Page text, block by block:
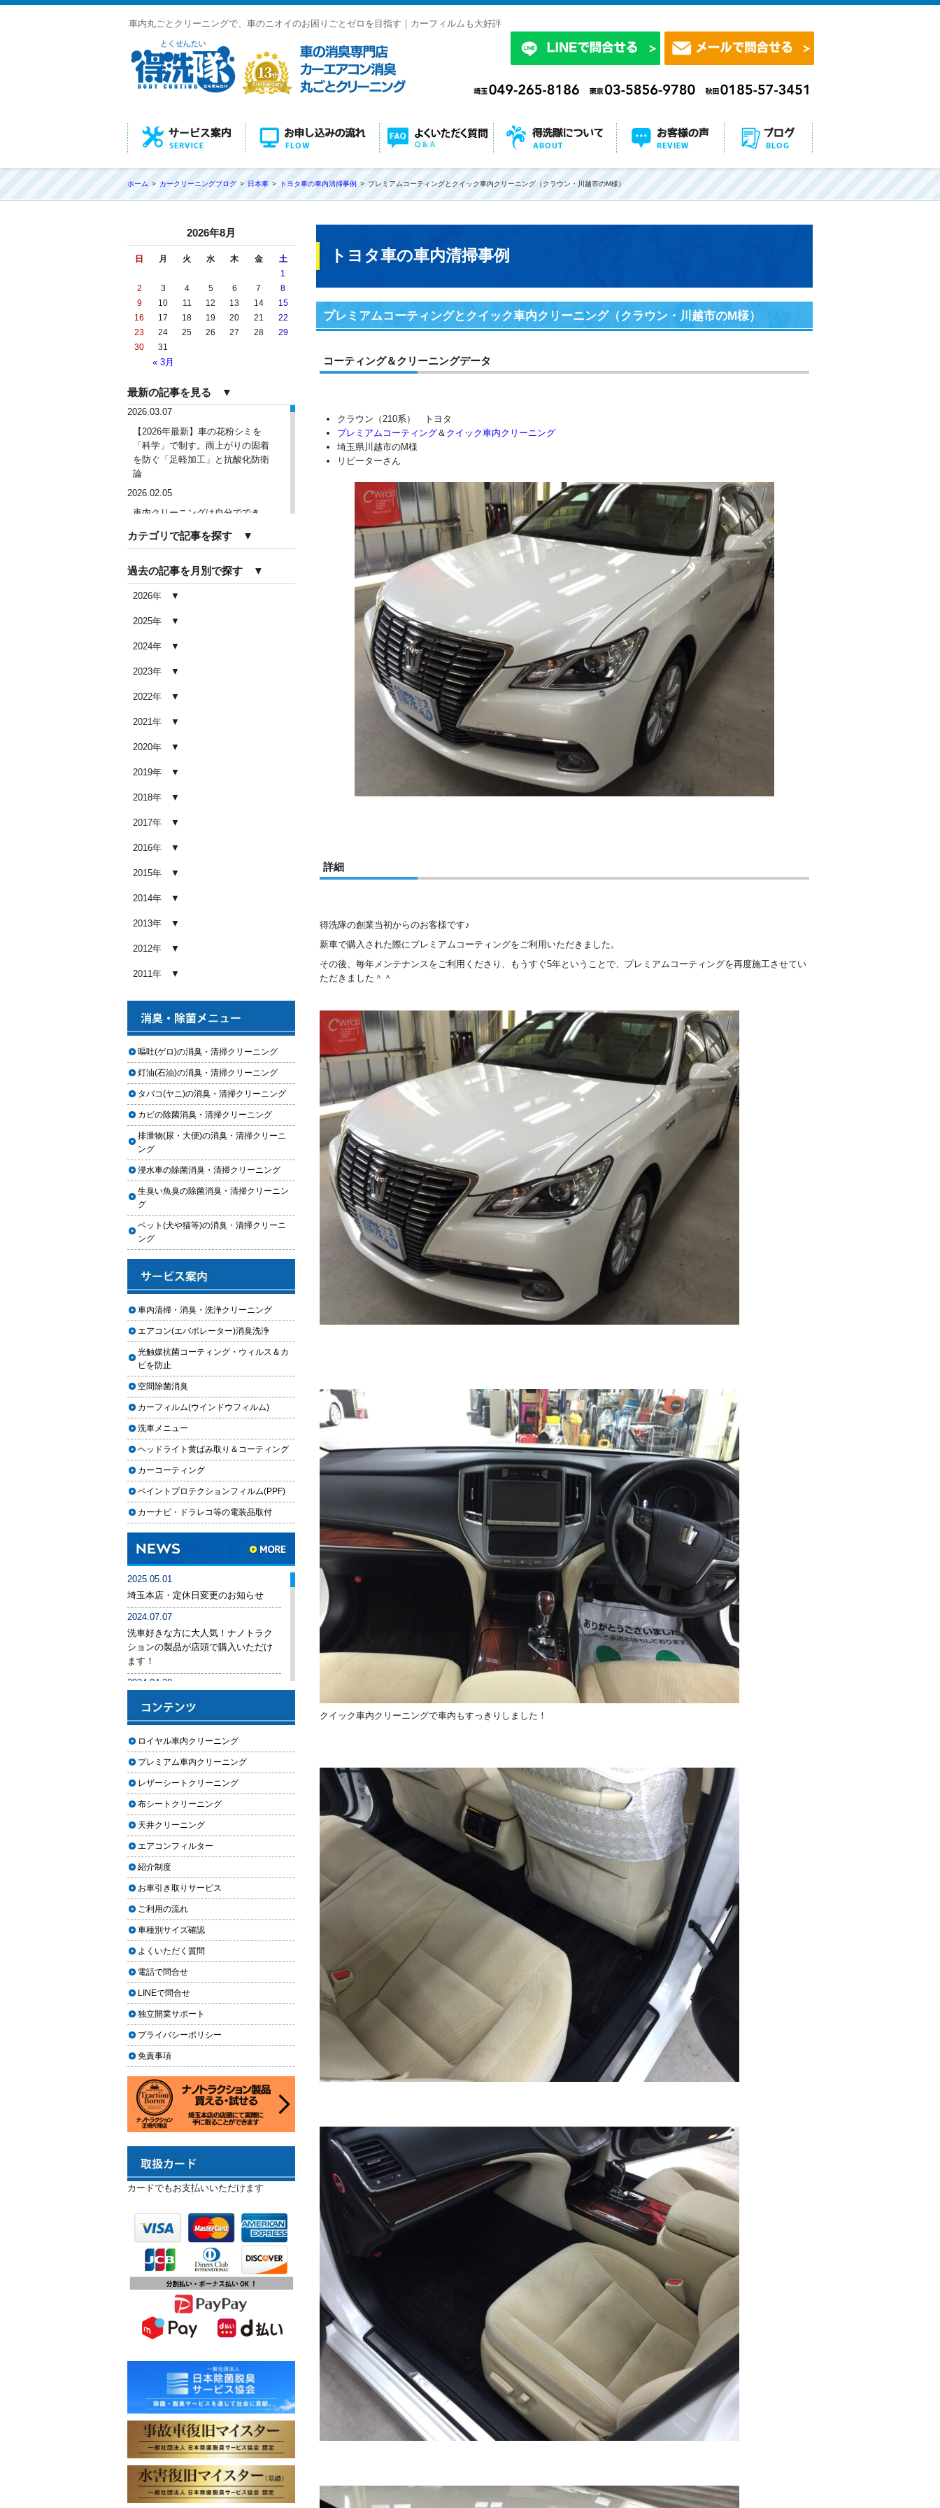
車内丸ごとクリーニングで、車のニオイのお困りごとゼロを目指す｜カーフィルムも大好評
ホーム カークリーニングブログ 日本車 トヨタ車の車内清掃事例 プレミアムコーティングとクイック車内クリーニング（クラウン・川越市のM様）
トヨタ車の車内清掃事例
プレミアムコーティングとクイック車内クリーニング（クラウン・川越市のM様）
コーティング＆クリーニングデータ
クラウン（210系） トヨタ
プレミアムコーティング＆ クイック車内クリーニング
埼玉県川越市のM様
リピーターさん
詳細
得洗隊の創業当初からのお客様です♪
新車で購入された際にプレミアムコーティングをご利用いただきました。
その後、毎年メンテナンスをご利用くださり、もうすぐ5年ということで、プレミアムコーティングを再度施工させてい
ただきました＾＾
クイック車内クリーニングで車内もすっきりしました！
2026年8月
日 月 火 水 木 金 土
« 3月
1
2
3 4 5 6 7
8
9
10 11 12 13 14
15
16
17 18 19 20 21
22
23
24 25 26 27 28
29
30
31
最新の記事を見る ▼
2026.03.07
【2026年最新】車の花粉シミを
「科学」で制す。雨上がりの固着
を防ぐ「足軽加工」と抗酸化防衛
論
2026.02.05
車内クリーニングは自分ででき
界を徹底解説
車内クリーニングで失敗する人の
共通点｜やってはいけない5つの判
2026.02.03
車内クリーニング業者の選び方｜
つのポイント
2026.02.02
果を感じない人が見落としている3
つの原因
自分でできる？プロに頼むべき境
2026.01.05
【2026年版】車内の臭いが取れな
ビ別の正しい対処法
2026.01.04
どこまでやるべき？目的別おすす
め内容と費用目安
別に徹底比較
2026.01.02
ヘッドライト黄ばみ取りの料金相
場｜イエローハット・オートバッ
クス・専門店を徹底比較【2026年
版】
2026.01.01
【2026年版】イエローハットのカ
ーフィルム料金はいくら？施工内
容・相場・安くするコツ
2025.12.05
車のヘッドライト交換のタイミン
グと費用
2025.12.04
車のサスペンション交換の必要性
車のフロントガラス交換の料金相
場と作業手順
車のドアロック修理の料金と作業
手順
【2026年最新】車の花粉シミを
「科学」で制す。雨上がりの固着
を防ぐ「足軽加工」と抗酸化防衛
論
車内クリーニングは自分ででき
る？DIY清掃と業者依頼の違い・限
界を徹底解説
車内クリーニングで失敗する人の
共通点｜やってはいけない5つの判
断ミス
後悔しないために必ず確認すべき5
つのポイント
果を感じない人が見落としている3
つの原因
【2026年版】車内クリーニングは
自分でできる？プロに頼むべき境
界線と失敗例
い原因とは？タバコ・ペット・カ
ビ別の正しい対処法
【2026年版】車内クリーニングは
どこまでやるべき？目的別おすす
め内容と費用目安
【2026年版】車内クリーニングの
料金相場はいくら？内容別・業者
別に徹底比較
ヘッドライト黄ばみ取りの料金相
場｜イエローハット・オートバッ
クス・専門店を徹底比較【2026年
版】
【2026年版】イエローハットのカ
ーフィルム料金はいくら？施工内
容・相場・安くするコツ
車のヘッドライト交換のタイミン
グと費用
車のサスペンション交換の必要性
と費用
車のフロントガラス交換の料金相
場と作業手順
車のドアロック修理の料金と作業
カテゴリで記事を探す ▼
過去の記事を月別で探す ▼
2026年
2025年
2024年
2023年
2022年
2021年
2020年
2019年
2018年
2017年
2016年
2015年
2014年
2013年
2012年
2011年
嘔吐(ゲロ)の消臭・清掃クリーニング
灯油(石油)の消臭・清掃クリーニング
タバコ(ヤニ)の消臭・清掃クリーニング
カビの除菌消臭・清掃クリーニング
排泄物(尿・大便)の消臭・清掃クリーニ
ング
浸水車の除菌消臭・清掃クリーニング
生臭い魚臭の除菌消臭・清掃クリーニン
グ
ペット(犬や猫等)の消臭・清掃クリーニ
ング
車内清掃・消臭・洗浄クリーニング
エアコン(エバポレーター)消臭洗浄
光触媒抗菌コーティング・ウィルス＆カ
ビを防止
空間除菌消臭
カーフィルム(ウインドウフィルム)
洗車メニュー
ヘッドライト黄ばみ取り＆コーティング
カーコーティング
ペイントプロテクションフィルム(PPF)
カーナビ・ドラレコ等の電装品取付
2025.05.01
埼玉本店・定休日変更のお知らせ
2024.07.07
洗車好きな方に大人気！ナノトラク
ションの製品が店頭で購入いただけ
ます！
2024.04.28
リース
2024年ゴールデンウィーク期間中の
営業予定（埼玉本店・東京足立店・
秋田能代店）
2024.03.23
埼玉のFMラジオ・NACK5で取り上げ
ていただきました
2024.03.22
埼玉本店が東京方面からこれまで以
上に利用しやすく
2024.02.29
2024年3月14日・臨時休業のお知らせ
2023.12.21
年末年始の予定（2023年-2024年）
2023.11.26
年末に「車も大掃除」をしようキャ
ンペーン
2023.11.22
「＃埼玉」という埼玉県のお店や企
業を紹介するサイトで紹介されまし
た
2023.10.30
コーティングが無料で利用できるチ
ャンス！X（旧Twitter）キャンペーン
2023.10.21
秋田県の「能代ポータル」にて得洗
隊を紹介いただきました
第15回ふじみ野市産業まつりに出店
します
2023.10.09
チバテレビ「チバテレ稼ぐ力養成講
座・講座会員インタビュー」で弊社
代表 大屋のインタビューが紹介され
2023.09.27
2023年10月1日オープン！
ロイヤル車内クリーニング
プレミアム車内クリーニング
レザーシートクリーニング
布シートクリーニング
天井クリーニング
エアコンフィルター
紹介制度
お車引き取りサービス
ご利用の流れ
車種別サイズ確認
よくいただく質問
電話で問合せ
LINEで問合せ
独立開業サポート
プライバシーポリシー
免責事項
カードでもお支払いいただけます